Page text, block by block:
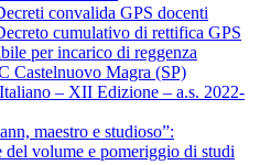
convalida GPS docenti
cumulativo di rettifica GPS
per incarico di reggenza
Castelnuovo Magra (SP)
– XII Edizione – a.s. 2022-
maestro e studioso”:
del volume e pomeriggio di studi